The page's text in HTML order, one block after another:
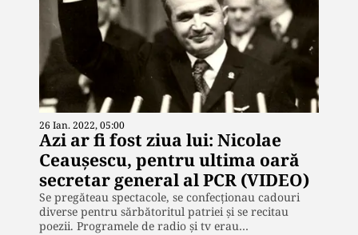
26 Ian. 2022, 05:00
Azi ar fi fost ziua lui: Nicolae
Ceaușescu, pentru ultima oară
secretar general al PCR (VIDEO)
Se pregăteau spectacole, se confecționau cadouri
diverse pentru sărbătoritul patriei și se recitau
poezii. Programele de radio și tv erau…